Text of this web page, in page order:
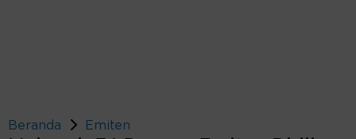
Beranda Emiten